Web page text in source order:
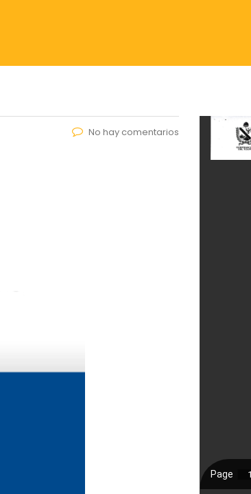
No hay comentarios